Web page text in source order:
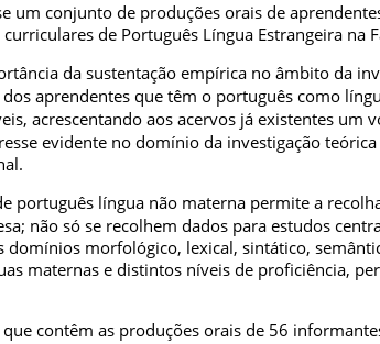
um conjunto de produções orais de
de Português Língua Estrangeira na
da sustentação empírica no âmbito da
aprendentes que têm o português como
acrescentando aos acervos já existentes um
evidente no domínio da investigação
português língua não materna permite a
não só se recolhem dados para estudos
morfológico, lexical, sintático,
maternas e distintos níveis de proficiência,
contêm as produções orais de 56